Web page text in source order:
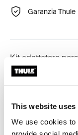
This website uses
We use cookies
Garanzia Thule
Kit adattatore
portapacchi su